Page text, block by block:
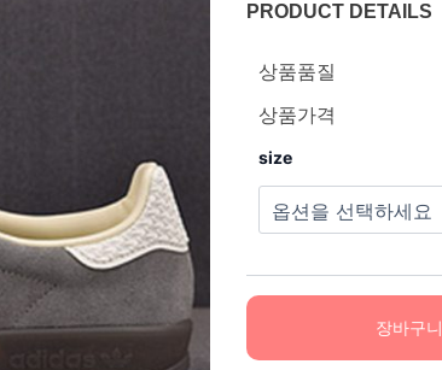
PRODUCT DETAILS
상품품질
상품가격
size
장바구니